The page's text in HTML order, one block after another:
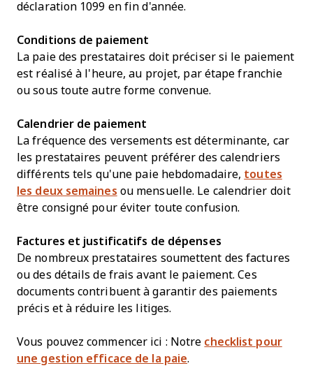
déclaration 1099 en fin d'année.
Conditions de paiement
La paie des prestataires doit préciser si le paiement
est réalisé à l'heure, au projet, par étape franchie
ou sous toute autre forme convenue.
Calendrier de paiement
La fréquence des versements est déterminante, car
les prestataires peuvent préférer des calendriers
différents tels qu'une paie hebdomadaire, toutes
les deux semaines ou mensuelle. Le calendrier doit
être consigné pour éviter toute confusion.
Factures et justificatifs de dépenses
De nombreux prestataires soumettent des factures
ou des détails de frais avant le paiement. Ces
documents contribuent à garantir des paiements
précis et à réduire les litiges.
Vous pouvez commencer ici : Notre checklist pour
une gestion efficace de la paie.